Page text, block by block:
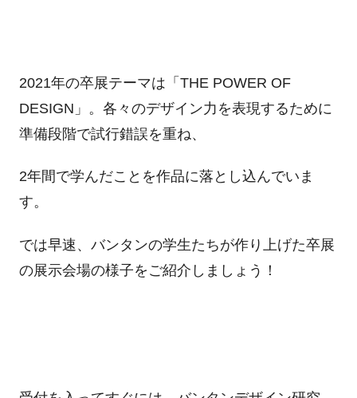
2021年の卒展テーマは「THE POWER OF
DESIGN」。各々のデザイン力を表現するために
準備段階で試行錯誤を重ね、
2年間で学んだことを作品に落とし込んでいま
す。
では早速、バンタンの学生たちが作り上げた卒展
の展示会場の様子をご紹介しましょう！